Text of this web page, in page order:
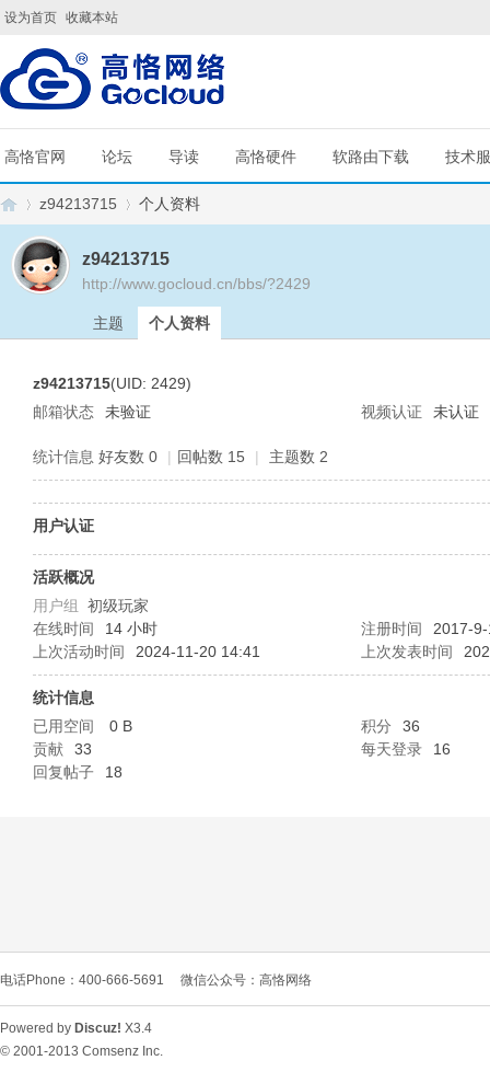
设为首页 收藏本站
高恪官网 论坛 导读 高恪硬件 软路由下载 技术
L
z94213715 个人资料
z94213715
http://www.gocloud.cn/bbs/?2429
主题 个人资料
z94213715(UID: 2429)
邮箱状态
未验证 视频认证 未认证
统计信息 好友数 0 | 回帖数 15 | 主题数 2
用户认证
活跃概况
用户组 初级玩家
在线时间
14 小时 注册时间
2017-
上次活动时间
2024-11-20 14:41 上次发表时间
统计信息
已用空间
0 B 积分
36
贡献
33 每天登录
16
回复帖子
18
电话Phone：400-666-5691 微信公众号：高恪网络
Powered by Discuz! X3.4
© 2001-2013 Comsenz Inc.